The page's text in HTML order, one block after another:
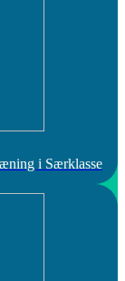
i Særklasse